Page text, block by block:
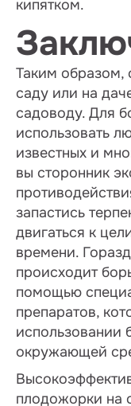
кипятком.
Таким образом,
саду или на
садоводу. Для
использовать
известных и
вы сторонник
запастись
двигаться к
времени.
происходит
помощью
препаратов,
использовании
окружающей
плодожорки на